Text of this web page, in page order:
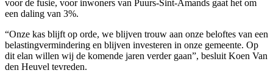
voor de fusie, voor inwoners van Puurs-Sint-Amands gaat het om
een daling van 3%.
“Onze kas blijft op orde, we blijven trouw aan onze beloftes van een
belastingvermindering en blijven investeren in onze gemeente. Op
dit elan willen wij de komende jaren verder gaan”, besluit Koen Van
den Heuvel tevreden.